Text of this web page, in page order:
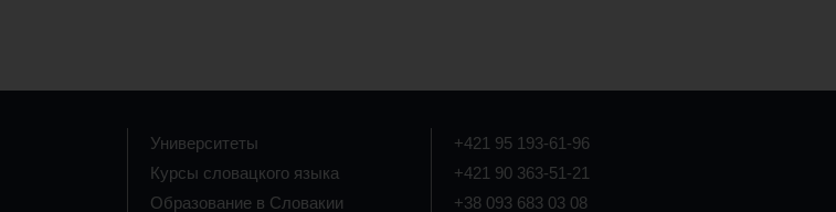
Университеты
Курсы словацкого языка
Образование в Словакии
+421 95 193-61-96
+421 90 363-51-21
+38 093 683 03 08